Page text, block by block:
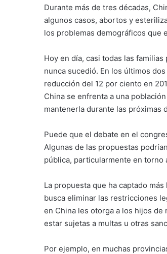
Durante más de tres décadas,
algunos casos, abortos y
los problemas demográficos que
Hoy en día, casi todas las
nunca sucedió. En los últimos
reducción del 12 por ciento en
China se enfrenta a una
mantenerla durante las próximas
Puede que el debate en el
Algunas de las propuestas
pública, particularmente en torno
La propuesta que ha captado
busca eliminar las restricciones
en China les otorga a los hijos de
estar sujetas a multas u otras
Por ejemplo, en muchas